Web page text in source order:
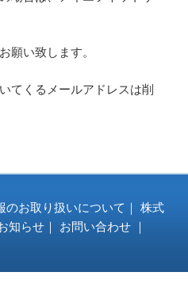
願い致します。
てくるメールアドレスは削
のお取り扱いについて ｜ 株式
知らせ ｜ お問い合わせ ｜